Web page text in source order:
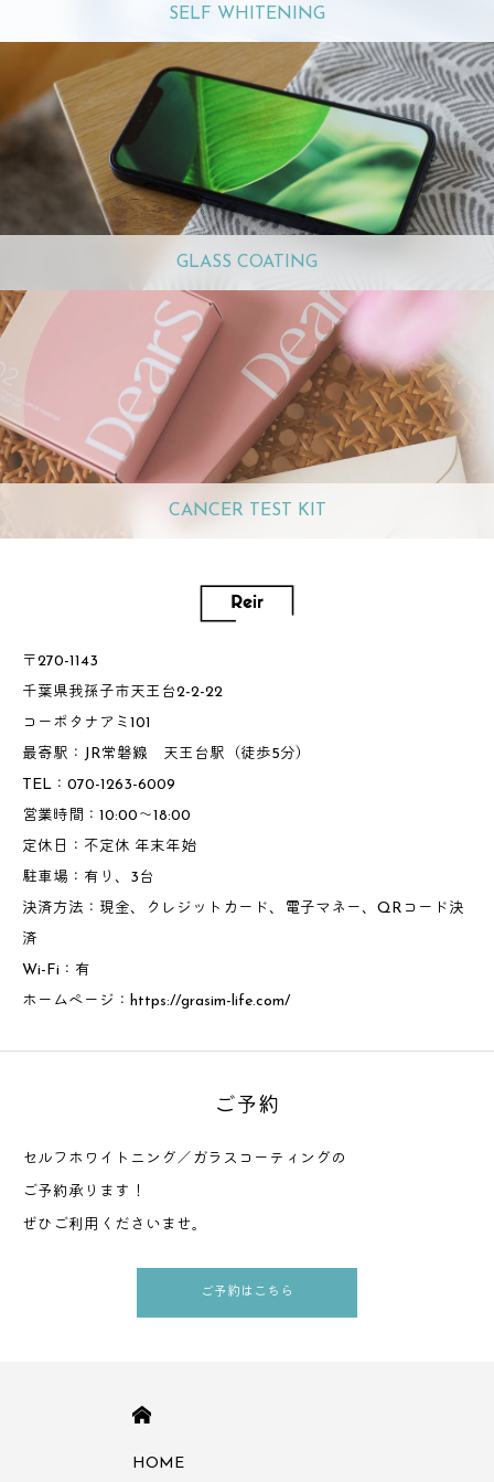
SELF WHITENING
GLASS COATING
CANCER TEST KIT
〒270-1143
千葉県我孫子市天王台2-2-22
コーポタナアミ101
最寄駅：JR常磐線 天王台駅（徒歩5分）
TEL：070-1263-6009
営業時間：10:00～18:00
定休日：不定休 年末年始
駐車場：有り、3台
決済方法：現金、クレジットカード、電子マネー、QRコード決
済
Wi-Fi：有
ホームページ： https://grasim-life.com/
ご予約
セルフホワイトニング／ガラスコーティングの
ご予約承ります！
ぜひご利用くださいませ。
ご予約はこちら
HOME